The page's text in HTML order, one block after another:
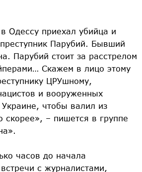
Одессу приехал убийца и
Парубий. Бывший
Парубий стоит за расстрелом
Скажем в лицо этому
ЦРУшному,
и вооруженных
чтобы валил из
скорее», – пишется в группе
часов до начала
с журналистами,